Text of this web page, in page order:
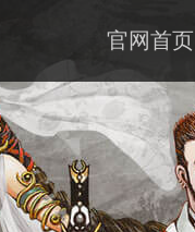
官网首页
公告
资料